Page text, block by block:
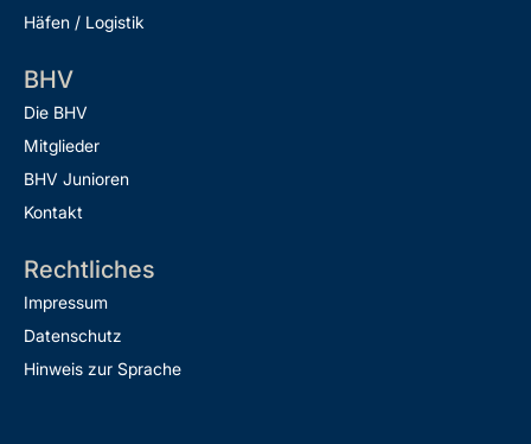
Häfen / Logistik
BHV
Die BHV
Mitglieder
BHV Junioren
Kontakt
Rechtliches
Impressum
Datenschutz
Hinweis zur Sprache